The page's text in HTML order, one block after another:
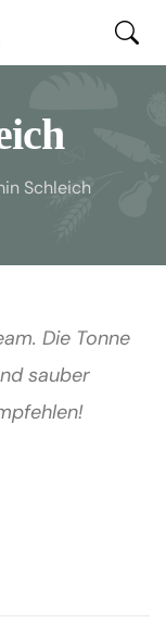
Schleich
Die Tonne
sauber